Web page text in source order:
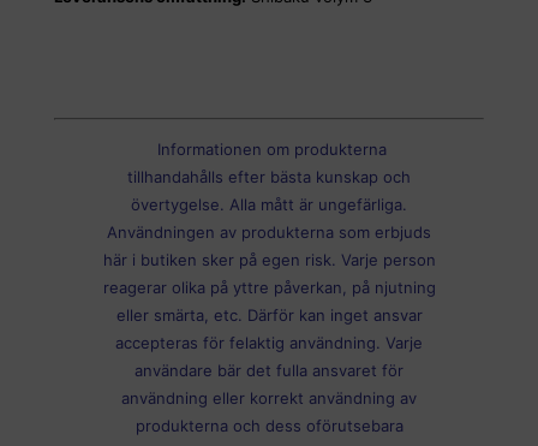
Informationen om produkterna
tillhandahålls efter bästa kunskap och
övertygelse. Alla mått är ungefärliga.
Användningen av produkterna som erbjuds
här i butiken sker på egen risk. Varje person
reagerar olika på yttre påverkan, på njutning
eller smärta, etc. Därför kan inget ansvar
accepteras för felaktig användning. Varje
användare bär det fulla ansvaret för
användning eller korrekt användning av
produkterna och dess oförutsebara